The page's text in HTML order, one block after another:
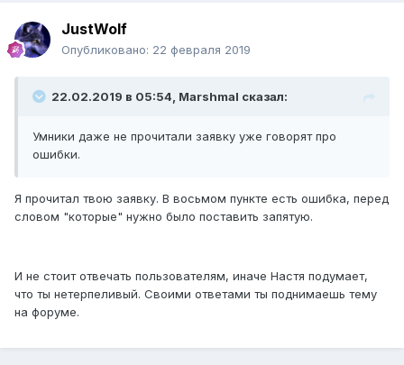
JustWolf
Опубликовано: 22 февраля 2019
22.02.2019 в 05:54, Marshmal сказал:
Умники даже не прочитали заявку уже говорят про
ошибки.
Я прочитал твою заявку. В восьмом пункте есть ошибка, перед
словом "которые" нужно было поставить запятую.
И не стоит отвечать пользователям, иначе Настя подумает,
что ты нетерпеливый. Своими ответами ты поднимаешь тему
на форуме.